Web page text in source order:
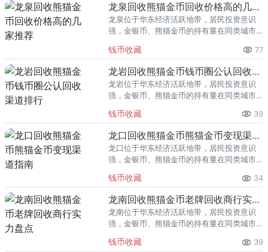
龙泉回收熊猫金币回收价格高的几家推荐
龙泉位于华东经济活跃地带，居民投资意识
强，金银币、熊猫金币的持有量在同类城市
熊猫金币的需求就明显升温，但鱼龙混杂的
回收渠道里，能精准识别版别溢
钱币收藏 77
龙岩回收熊猫金币钱币圈公认回收渠道排行
龙岩位于华东经济活跃地带，居民投资意识
强，金银币、熊猫金币的持有量在同类城市
熊猫金币的需求就明显升温，但鱼龙混杂的
回收渠道里，能精准识别版别溢
钱币收藏 39
龙口回收熊猫金币熊猫金币变现渠道指南
龙口位于华东经济活跃地带，居民投资意识
强，金银币、熊猫金币的持有量在同类城市
熊猫金币的需求就明显升温，但鱼龙混杂的
回收渠道里，能精准识别版别溢
钱币收藏 34
龙南回收熊猫金币老牌回收商行实力盘点
龙南位于华东经济活跃地带，居民投资意识
强，金银币、熊猫金币的持有量在同类城市
熊猫金币的需求就明显升温，但鱼龙混杂的
钱币收藏 39